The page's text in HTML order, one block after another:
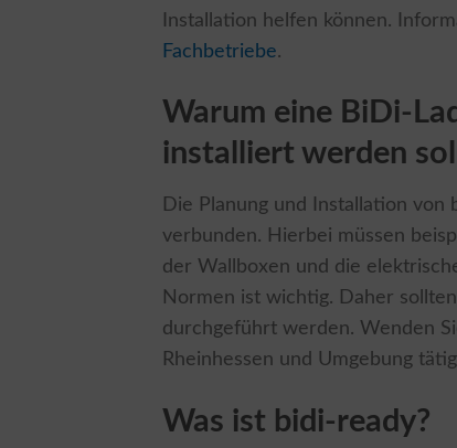
Installation helfen können.
Fachbetriebe.
Warum eine BiDi-
installiert werden soll
Die Planung und Installation
verbunden. Hierbei müssen
der Wallboxen und die
Normen ist wichtig. Daher
durchgeführt werden. Wenden
Rheinhessen und Umgebung
Was ist bidi-ready?